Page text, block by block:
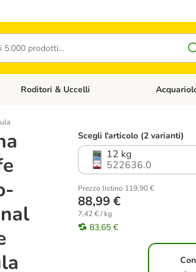
CaniApri Menù Categoria: Diete
Roditori & Uccelli Apri Menù
Scegli l'articolo (2 varianti)
12 kg
522636.0
Prezzo listino 119,90 €
88,99 €
7,42 € / kg
83,65 €